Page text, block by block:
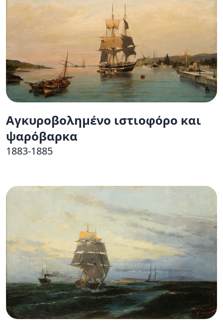
Αγκυροβολημένο ιστιοφόρο και
ψαρόβαρκα
1883-1885